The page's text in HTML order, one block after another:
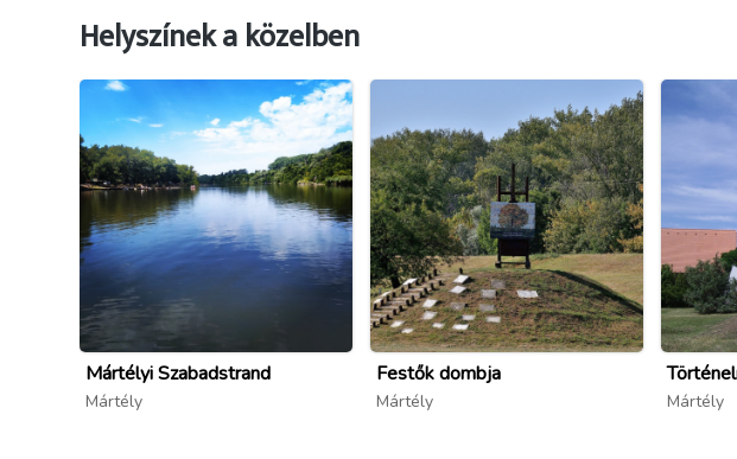
Helyszínek a közelben
Mártélyi Szabadstrand
Mártély
Festők dombja
Mártély Mártély